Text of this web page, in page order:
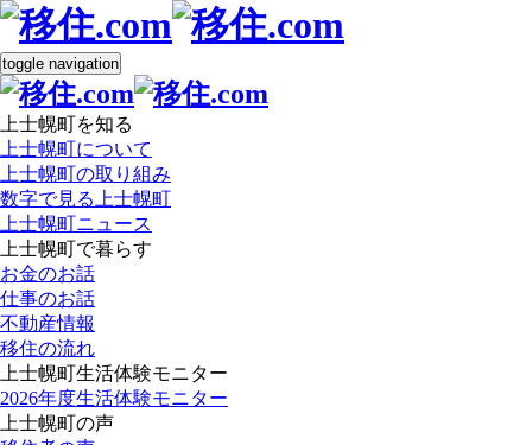
toggle navigation
上士幌町を知る
上士幌町について
上士幌町の取り組み
数字で見る上士幌町
上士幌町ニュース
上士幌町で暮らす
お金のお話
仕事のお話
不動産情報
移住の流れ
上士幌町生活体験モニター
2026年度生活体験モニター
上士幌町の声